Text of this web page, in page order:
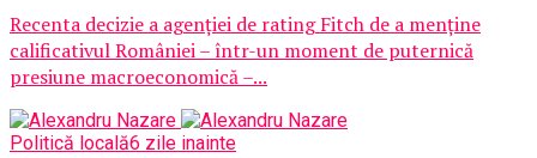
Recenta decizie a agenției de rating Fitch de a menține
calificativul României – într-un moment de puternică
presiune macroeconomică –...
Politică locală6 zile inainte